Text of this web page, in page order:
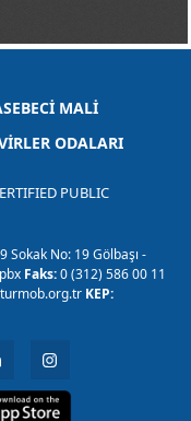
MALİ
ODALARI
PUBLIC
Sokak No: 19 Gölbaşı -
Faks:0 (312) 586 00 11
KEP: